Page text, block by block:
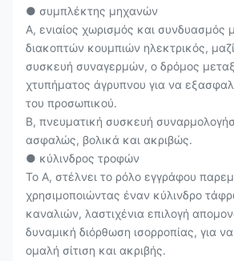
● συμπλέκτης μηχανών
Α, ενιαίος χωρισμός και συνδυασμός
διακοπτών κουμπιών ηλεκτρικός,
συσκευή συναγερμών, ο δρόμος
χτυπήματος άγρυπνου για να
του προσωπικού.
Β, πνευματική συσκευή
ασφαλώς, βολικά και ακριβώς.
● κύλινδρος τροφών
Το Α, στέλνει το ρόλο εγγράφου
χρησιμοποιώντας έναν κύλινδρο
καναλιών, λαστιχένια επιλογή
δυναμική διόρθωση ισορροπίας, για
ομαλή σίτιση και ακριβής.